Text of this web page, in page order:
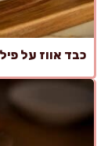
כבד אווז על